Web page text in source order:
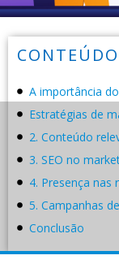
CONTEÚDO
A importância
Estratégias de
2. Conteúdo
3. SEO no
4. Presença nas
5. Campanhas
Conclusão